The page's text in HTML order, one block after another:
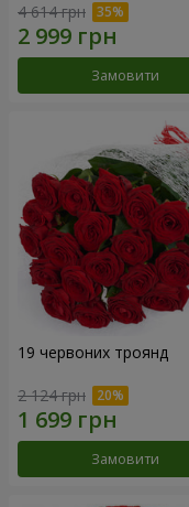
4 614 грн
Замовити
19 червоних троянд
2 124 грн
Замовити